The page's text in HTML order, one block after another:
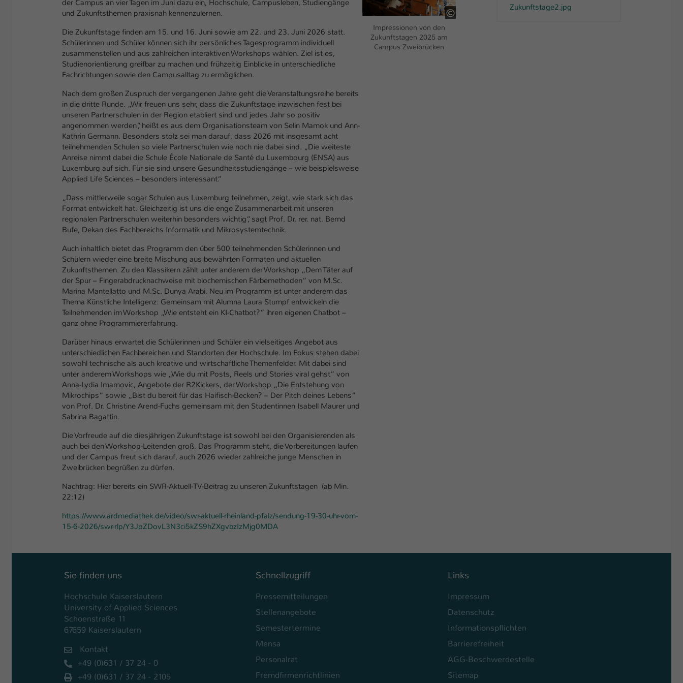
HSKL
Impressionen von den
Zukunftstagen 2025 am
Campus Zweibrücken
der Campus an vier Tagen im Juni dazu ein, Hochschule, Campusleben, Studiengänge
und Zukunftsthemen praxisnah kennenzulernen.
Die Zukunftstage finden am 15. und 16. Juni sowie am 22. und 23. Juni 2026 statt.
Schülerinnen und Schüler können sich ihr persönliches Tagesprogramm individuell
zusammenstellen und aus zahlreichen interaktiven Workshops wählen. Ziel ist es,
Studienorientierung greifbar zu machen und frühzeitig Einblicke in unterschiedliche
Fachrichtungen sowie den Campusalltag zu ermöglichen.
Nach dem großen Zuspruch der vergangenen Jahre geht die Veranstaltungsreihe bereits
in die dritte Runde. „Wir freuen uns sehr, dass die Zukunftstage inzwischen fest bei
unseren Partnerschulen in der Region etabliert sind und jedes Jahr so positiv
angenommen werden“, heißt es aus dem Organisationsteam von Selin Mamok und Ann-
Kathrin Germann. Besonders stolz sei man darauf, dass 2026 mit insgesamt acht
teilnehmenden Schulen so viele Partnerschulen wie noch nie dabei sind. „Die weiteste
Anreise nimmt dabei die Schule École Nationale de Santé du Luxembourg (ENSA) aus
Luxemburg auf sich. Für sie sind unsere Gesundheitsstudiengänge – wie beispielsweise
Applied Life Sciences – besonders interessant.“
„Dass mittlerweile sogar Schulen aus Luxemburg teilnehmen, zeigt, wie stark sich das
Format entwickelt hat. Gleichzeitig ist uns die enge Zusammenarbeit mit unseren
regionalen Partnerschulen weiterhin besonders wichtig“, sagt Prof. Dr. rer. nat. Bernd
Bufe, Dekan des Fachbereichs Informatik und Mikrosystemtechnik.
Auch inhaltlich bietet das Programm den über 500 teilnehmenden Schülerinnen und
Schülern wieder eine breite Mischung aus bewährten Formaten und aktuellen
Zukunftsthemen. Zu den Klassikern zählt unter anderem der Workshop „Dem Täter auf
der Spur – Fingerabdrucknachweise mit biochemischen Färbemethoden“ von M.Sc.
Marina Mantellatto und M.Sc. Dunya Arabi. Neu im Programm ist unter anderem das
Thema Künstliche Intelligenz: Gemeinsam mit Alumna Laura Stumpf entwickeln die
Teilnehmenden im Workshop „Wie entsteht ein KI-Chatbot?“ ihren eigenen Chatbot –
ganz ohne Programmiererfahrung.
Darüber hinaus erwartet die Schülerinnen und Schüler ein vielseitiges Angebot aus
unterschiedlichen Fachbereichen und Standorten der Hochschule. Im Fokus stehen dabei
sowohl technische als auch kreative und wirtschaftliche Themenfelder. Mit dabei sind
unter anderem Workshops wie „Wie du mit Posts, Reels und Stories viral gehst“ von
Anna-Lydia Imamovic, Angebote der R2Kickers, der Workshop „Die Entstehung von
Mikrochips“ sowie „Bist du bereit für das Haifisch-Becken? – Der Pitch deines Lebens“
von Prof. Dr. Christine Arend-Fuchs gemeinsam mit den Studentinnen Isabell Maurer und
Sabrina Bagattin.
Die Vorfreude auf die diesjährigen Zukunftstage ist sowohl bei den Organisierenden als
auch bei den Workshop-Leitenden groß. Das Programm steht, die Vorbereitungen laufen
und der Campus freut sich darauf, auch 2026 wieder zahlreiche junge Menschen in
Zweibrücken begrüßen zu dürfen.
Nachtrag: Hier bereits ein SWR-Aktuell-TV-Beitrag zu unseren Zukunftstagen (ab Min.
22:12)
https://www.ardmediathek.de/video/swr-aktuell-rheinland-pfalz/sendung-19-30-uhr-vom-
15-6-2026/swr-rlp/Y3JpZDovL3N3ci5kZS9hZXgvbzIzMjg0MDA
Zukunftstage2.jpg
Sie finden uns
Hochschule Kaiserslautern
University of Applied Sciences
Schoenstraße 11
67659 Kaiserslautern
Kontakt
+49 (0)631 / 37 24 - 0
+49 (0)631 / 37 24 - 2105
Schnellzugriff
Pressemitteilungen
Stellenangebote
Semestertermine
Mensa
Personalrat
Fremdfirmenrichtlinien
Links
Impressum
Datenschutz
Informationspflichten
Barrierefreiheit
AGG-Beschwerdestelle
Sitemap
Anbieter TYPO3
Laufzeit 1 Jahr
Zweck
Einstellungen für diese Website zu speichern.
Name SgCookieOptin.lastPreferences
Anbieter TYPO3
Zweck
Dieser Wert speichert Ihre Consent-
Einstellungen. Unter anderem eine zufällig
generierte ID, für die historische Speicherung
Name fe_typo_user / PHPSESSID
Anbieter TYPO3
Laufzeit 1 Woche
Zweck
Dieses Cookie ist ein Standard-Session-Cookie
von TYPO3. Es speichert im Fall eines Intranet-
Logins die Session-ID. So kann der eingeloggte
Benutzer wiedererkannt werden und es wird
ihm Zugang zu geschützten Bereichen gewährt.
Anbieter TYPO3
Laufzeit 1 Tag
Dieser Cookie teilt der Webseite mit, ob ein
Marketing
Diese Cookies werden verwendet um das Nutzungsverhalten der
Besucher auf der Website nachzuverfolgen. Die erhobenen Daten
verwendet.
Name _pk_*.*
Anbieter Hochschule Kaiserslautern
Laufzeit 7 Tage
Zweck
Erzeugt statistische Daten darüber, wie der
Besucher die Website nutzt.
Cookie-Informationen anzeigen
Externe Inhalte
Wir verwenden auf unserer Website externe Inhalte (Youtube,
Vimeo, Issuu), um Ihnen zusätzliche Informationen anzubieten.